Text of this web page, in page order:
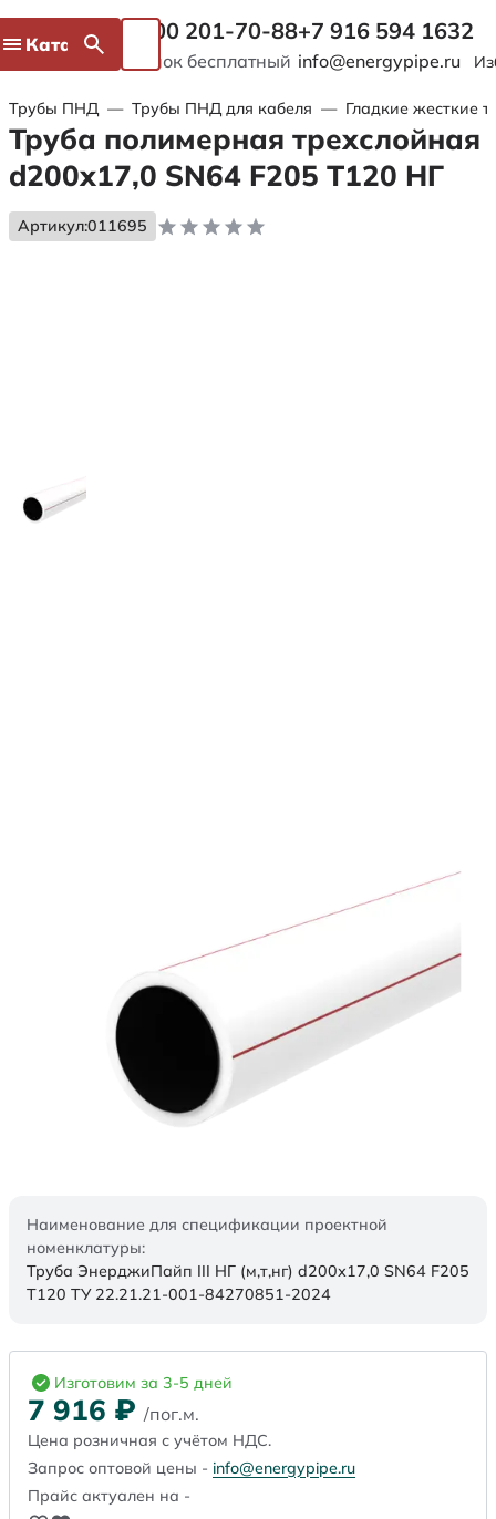
Каталог 8 800 201-70-88
Звонок бесплатный
+7 916 594 1632
info@energypipe.ru
Трубы ПНД — Трубы ПНД для кабеля — Гладкие жесткие
Труба полимерная трехслойная
d200х17,0 SN64 F205 Т120 НГ
Артикул:011695
Наименование для спецификации проектной
номенклатуры:
Труба ЭнерджиПайп III НГ (м,т,нг) d200х17,0 SN64 F205
Т120 ТУ 22.21.21-001-84270851-2024
Изготовим за 3-5 дней
7 916 ₽ /пог.м.
Цена розничная с учётом НДС.
Запрос оптовой цены - info@energypipe.ru
Прайс актуален на -